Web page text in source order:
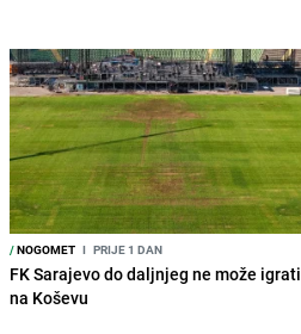
/NOGOMET I PRIJE 1 DAN
FK Sarajevo do daljnjeg ne može igrati
na Koševu